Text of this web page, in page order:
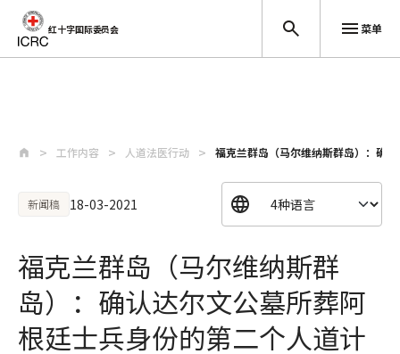
红十字国际委员会 菜单
工作内容 人道法医行动 福克兰群岛（马尔维纳斯群岛）：确
新闻稿 18-03-2021
福克兰群岛（马尔维纳斯群
岛）：确认达尔文公墓所葬阿
根廷士兵身份的第二个人道计